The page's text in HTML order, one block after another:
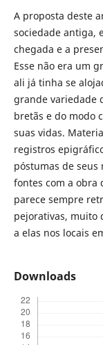
A proposta deste
sociedade antiga,
chegada e a
Esse não era um
ali já tinha se
grande variedade
bretãs e do modo
suas vidas.
registros
póstumas de seus
fontes com a obra
parece sempre
pejorativas, muito
a elas nos locais
Downloads